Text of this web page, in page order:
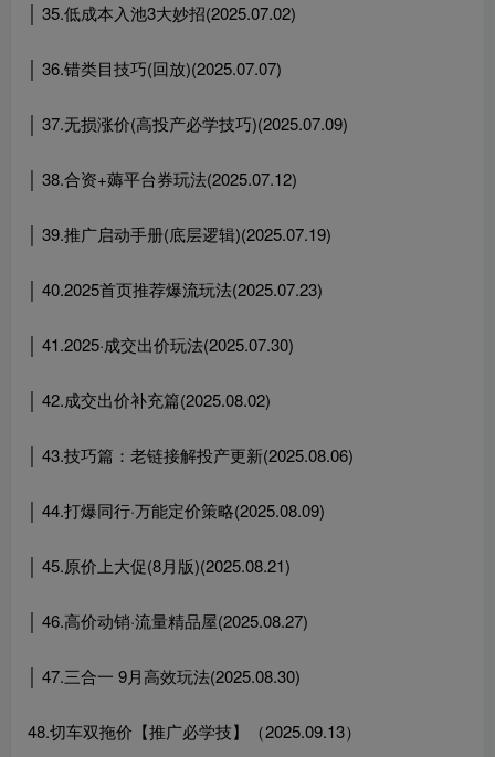
│ 35.低成本入池3大妙招(2025.07.02)
│ 36.错类目技巧(回放)(2025.07.07)
│ 37.无损涨价(高投产必学技巧)(2025.07.09)
│ 38.合资+薅平台券玩法(2025.07.12)
│ 39.推广启动手册(底层逻辑)(2025.07.19)
│ 40.2025首页推荐爆流玩法(2025.07.23)
│ 41.2025·成交出价玩法(2025.07.30)
│ 42.成交出价补充篇(2025.08.02)
│ 43.技巧篇：老链接解投产更新(2025.08.06)
│ 44.打爆同行·万能定价策略(2025.08.09)
│ 45.原价上大促(8月版)(2025.08.21)
│ 46.高价动销·流量精品屋(2025.08.27)
│ 47.三合一 9月高效玩法(2025.08.30)
48.切车双拖价【推广必学技】（2025.09.13）